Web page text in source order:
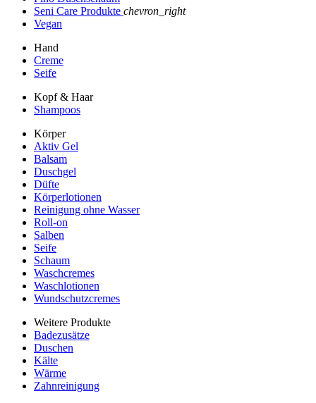
Seni Care Produkte chevron_right
Vegan
Hand
Creme
Seife
Kopf & Haar
Shampoos
Körper
Aktiv Gel
Balsam
Duschgel
Düfte
Körperlotionen
Reinigung ohne Wasser
Roll-on
Salben
Seife
Schaum
Waschcremes
Waschlotionen
Wundschutzcremes
Weitere Produkte
Badezusätze
Duschen
Kälte
Wärme
Zahnreinigung